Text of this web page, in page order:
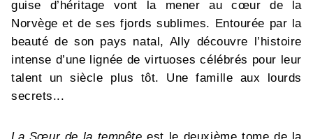
guise d’héritage vont la mener au cœur de la
Norvège et de ses fjords sublimes. Entourée par la
beauté de son pays natal, Ally découvre l’histoire
intense d’une lignée de virtuoses célébrés pour leur
talent un siècle plus tôt. Une famille aux lourds
secrets...